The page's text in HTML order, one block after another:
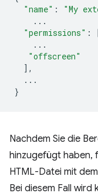
"name" : "My
...
"permissions" :
...
"offscreen"
],
...
}
Nachdem Sie die
hinzugefügt haben,
HTML-Datei mit
Bei diesem Fall wird